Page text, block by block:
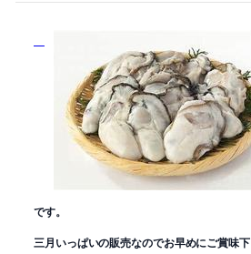
です。
三月いっぱいの販売なのでお早めにご賞味下